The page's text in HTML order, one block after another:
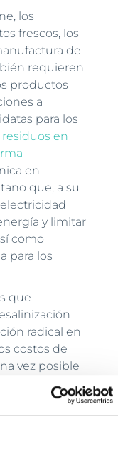
los
frescos, los
de
requieren
productos
a
para los
en
en
que, a su
y limitar
como
para los
que
radical en
costos de
vez posible
y regiones,
Fluence